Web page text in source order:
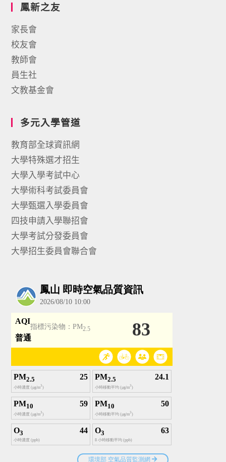
鳳新之友
家長會
校友會
教師會
員生社
文教基金會
多元入學管道
教育部全球資訊網
大學特殊選才招生
大學入學考試中心
大學術科考試委員會
大學甄選入學委員會
四技申請入學聯招會
大學考試分發委員會
大學招生委員會聯合會